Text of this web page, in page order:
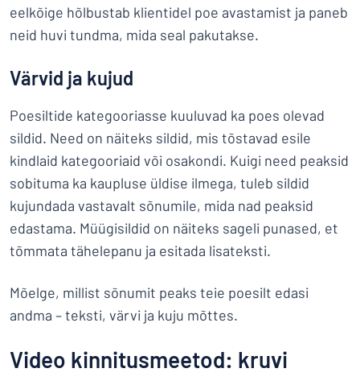
eelkõige hõlbustab klientidel poe avastamist ja paneb
neid huvi tundma, mida seal pakutakse.
Värvid ja kujud
Poesiltide kategooriasse kuuluvad ka poes olevad
sildid. Need on näiteks sildid, mis tõstavad esile
kindlaid kategooriaid või osakondi. Kuigi need peaksid
sobituma ka kaupluse üldise ilmega, tuleb sildid
kujundada vastavalt sõnumile, mida nad peaksid
edastama. Müügisildid on näiteks sageli punased, et
tõmmata tähelepanu ja esitada lisateksti.
Mõelge, millist sõnumit peaks teie poesilt edasi
andma – teksti, värvi ja kuju mõttes.
Video kinnitusmeetod: kruvi